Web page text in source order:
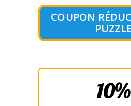
COUPON
PUZZLE
10%